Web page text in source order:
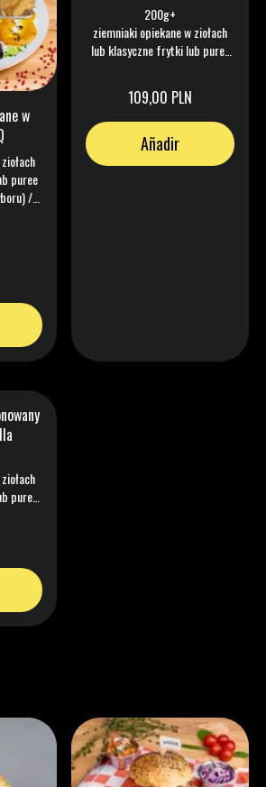
w
puree
/
200g+
ziemniaki opiekane w ziołach
lub klasyczne frytki lub puree
sezonowe
109,00 PLN
Añadir
puree